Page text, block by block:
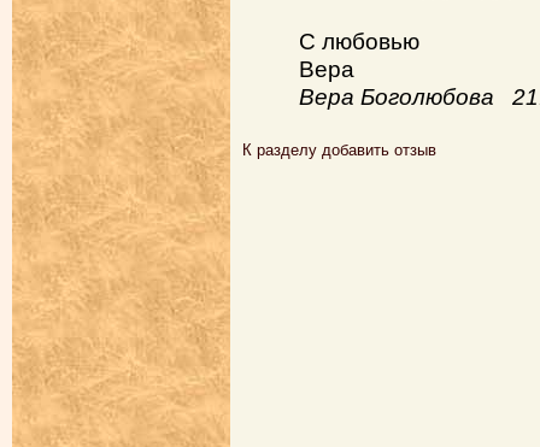
С любовью
Вера
Вера Боголюбова
К разделу добавить отзыв